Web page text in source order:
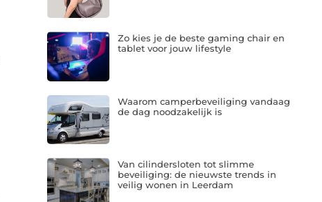
Zo kies je de beste gaming chair en
tablet voor jouw lifestyle
Waarom camperbeveiliging vandaag
de dag noodzakelijk is
Van cilindersloten tot slimme
beveiliging: de nieuwste trends in
veilig wonen in Leerdam